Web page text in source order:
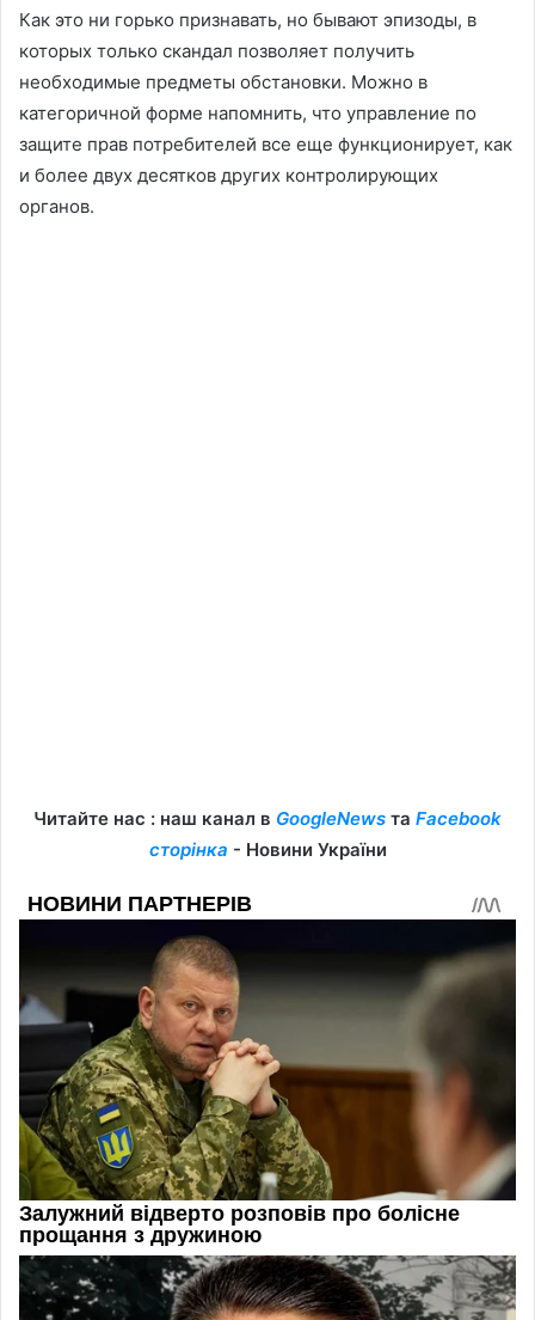
Как это ни горько признавать, но бывают эпизоды, в
которых только скандал позволяет получить
необходимые предметы обстановки. Можно в
категоричной форме напомнить, что управление по
защите прав потребителей все еще функционирует, как
и более двух десятков других контролирующих
органов.
Читайте нас : наш канал в GoogleNews та Facebook
сторінка - Новини України